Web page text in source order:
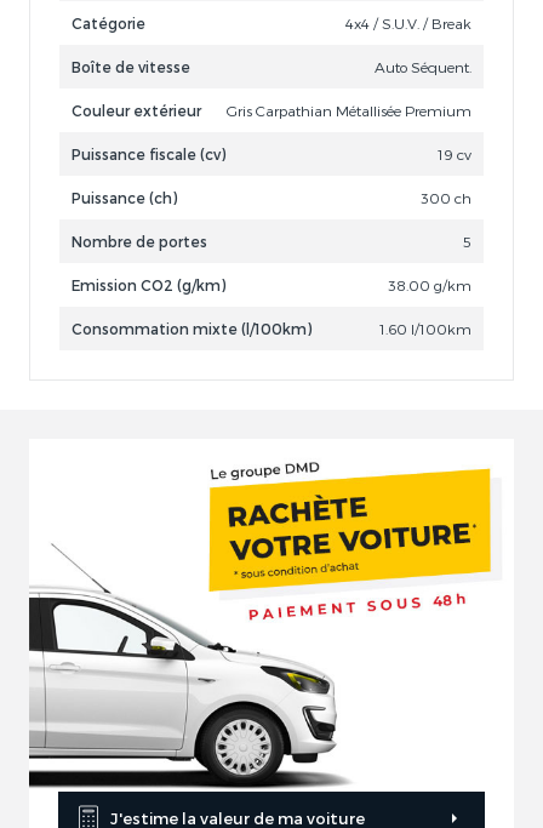
Catégorie 4x4 / S.U.V. / Break
Boîte de vitesse Auto Séquent.
Couleur extérieur Gris Carpathian Métallisée Premium
Puissance fiscale (cv) 19 cv
Puissance (ch) 300 ch
Nombre de portes 5
Emission CO2 (g/km) 38.00 g/km
Consommation mixte (l/100km) 1.60 l/100km
J'estime la valeur de ma voiture